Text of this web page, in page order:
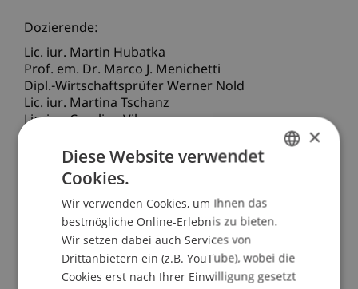
Dozierende:
Lic. iur. Martin Hubatka
Prof. em. Dr. Marco J. Menichetti
Dipl.-Wirtschaftsprüfer Werner Nold
Lic. iur. Martina Tschanz
Lic. iur. Caroline Vils
School/Professur:
Institut für Finanzdienstleistungen
Ausgangslage
Das Gesetz vom 25. November 2005 betreffend
die Abänderung des Gesetzes über die
×
Diese Website verwendet
Cookies.
Wir verwenden Cookies, um Ihnen das
bestmögliche Online-Erlebnis zu bieten.
Wir setzen dabei auch Services von
Drittanbietern ein (z.B. YouTube), wobei die
Cookies erst nach Ihrer Einwilligung gesetzt